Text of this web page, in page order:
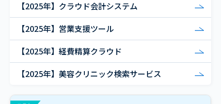
【2025年】クラウド会計システム
【2025年】営業支援ツール
【2025年】経費精算クラウド
【2025年】美容クリニック検索サービス